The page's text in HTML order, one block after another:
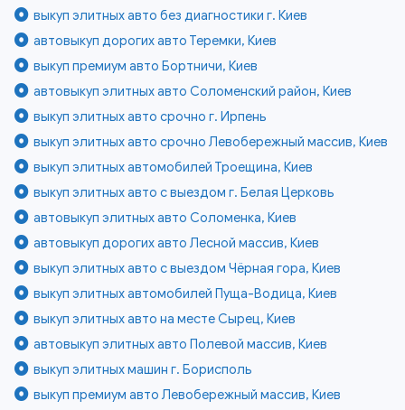
выкуп элитных авто без диагностики г. Киев
автовыкуп дорогих авто Теремки, Киев
выкуп премиум авто Бортничи, Киев
автовыкуп элитных авто Соломенский район, Киев
выкуп элитных авто срочно г. Ирпень
выкуп элитных авто срочно Левобережный массив, Киев
выкуп элитных автомобилей Троещина, Киев
выкуп элитных авто с выездом г. Белая Церковь
автовыкуп элитных авто Соломенка, Киев
автовыкуп дорогих авто Лесной массив, Киев
выкуп элитных авто с выездом Чёрная гора, Киев
выкуп элитных автомобилей Пуща-Водица, Киев
выкуп элитных авто на месте Сырец, Киев
автовыкуп элитных авто Полевой массив, Киев
выкуп элитных машин г. Борисполь
выкуп премиум авто Левобережный массив, Киев